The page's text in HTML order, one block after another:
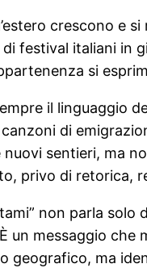
crescono e
di festival italiani
si
il linguaggio
di
nuovi sentieri, ma
privo di retorica,
non parla
un messaggio che
geografico, ma